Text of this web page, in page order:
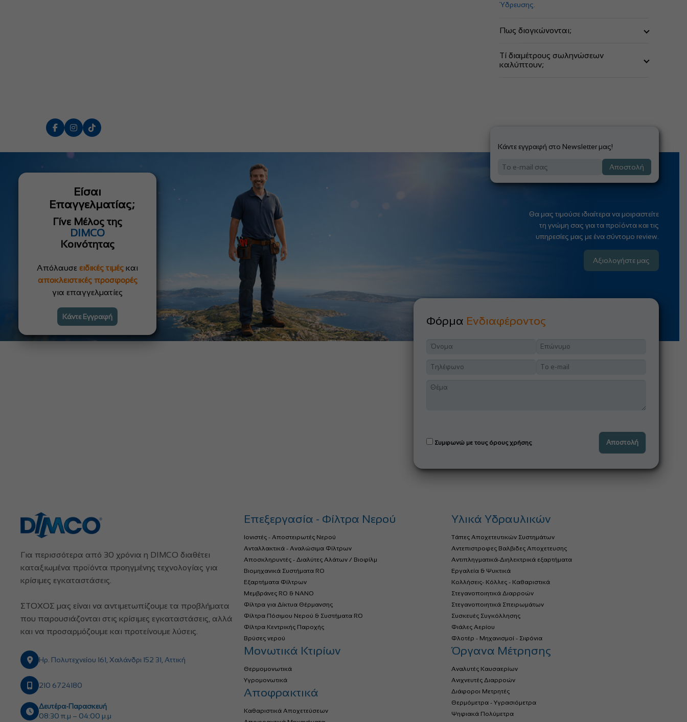
Ύδρευσης.
Πως διογκώνονται;
Τί διαμέτρους σωληνώσεων
καλύπτουν;
Κάντε εγγραφή στο Newsletter μας!
Αποστολή
Είσαι
Επαγγελματίας;
Γίνε Μέλος της
DIMCO
Κοινότητας
Απόλαυσε ειδικές τιμές και
αποκλειστικές προσφορές
για επαγγελματίες
Κάντε Εγγραφή
Θα μας τιμούσε ιδιαίτερα να μοιραστείτε
τη γνώμη σας για τα προϊόντα και τις
υπηρεσίες μας με ένα σύντομο review.
Αξιολογήστε μας
Φόρμα Ενδιαφέροντος
Συμφωνώ με τους όρους χρήσης
Για περισσότερα από 30 χρόνια η DIMCO διαθέτει
καταξιωμένα προϊόντα προηγμένης τεχνολογίας για
κρίσιμες εγκαταστάσεις.
ΣΤΟΧΟΣ μας είναι να αντιμετωπίζουμε τα προβλήματα
που παρουσιάζονται στις κρίσιμες εγκαταστάσεις, αλλά
και να προσαρμόζουμε και προτείνουμε λύσεις.
Ηρ. Πολυτεχνείου 161, Χαλάνδρι 152 31, Αττική
210 6724180
Δευτέρα-Παρασκευή
08:30 π.μ – 04:00 μ.μ
Επεξεργασία - Φίλτρα Νερού
Ιονιστές - Αποστειρωτές Νερού
Ανταλλακτικά - Αναλώσιμα Φίλτρων
Αποσκληρυντές - Διαλύτες Αλάτων / Βιοφίλμ
Βιομηχανικά Συστήματα RO
Εξαρτήματα Φίλτρων
Μεμβράνες RO & NANO
Φίλτρα για Δίκτυα Θέρμανσης
Φίλτρα Πόσιμου Νερού & Συστήματα RO
Φίλτρα Κεντρικής Παροχής
Βρύσες νερού
Μονωτικά Κτιρίων
Θερμομονωτικά
Υγρομονωτικά
Αποφρακτικά
Καθαριστικά Αποχετεύσεων
Υλικά Υδραυλικών
Τάπες Αποχετευτικών Συστημάτων
Αντεπιστροφες Βαλβιδες Αποχετευσης
Αντιπληγματικά-Διηλεκτρικά εξαρτήματα
Εργαλεία & Ψυκτικά
Κολλήσεις- Κόλλες - Καθαριστικά
Στεγανοποιητικά Διαρροών
Στεγανοποιητικά Σπειρωμάτων
Συσκευές Συγκόλλησης
Φιάλες Αερίου
Φλοτέρ - Μηχανισμοί - Σιφόνια
Όργανα Μέτρησης
Αναλυτές Καυσαερίων
Ανιχνευτές Διαρροών
Διάφοροι Μετρητές
Θερμόμετρα - Υγρασιόμετρα
Ψηφιακά Πολύμετρα